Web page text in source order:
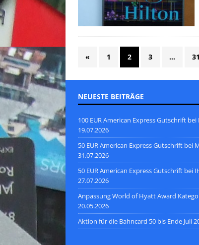
« 1 2 3 … 31
NEUESTE BEITRÄGE
100 EUR American Express Gutschrift
19.07.2026
50 EUR American Express Gutschrift bei
31.07.2026
50 EUR American Express Gutschrift bei
27.07.2026
Anpassung World of Hyatt Award
20.05.2026
Aktion für die Bahncard 50 bis Ende Juli